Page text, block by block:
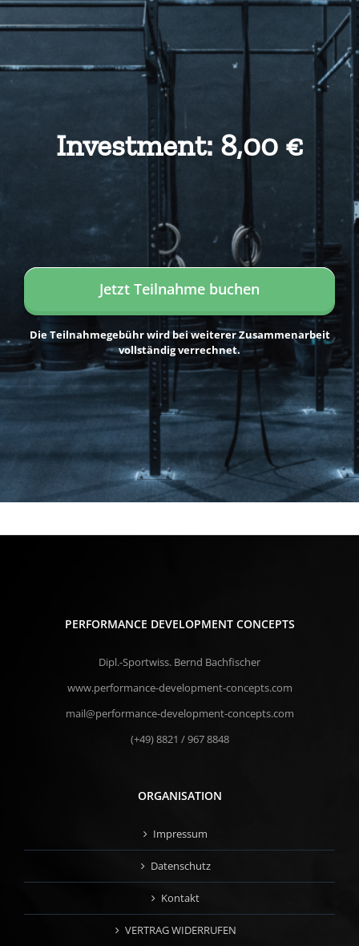
Investment: 8,00 €
Jetzt Teilnahme buchen
Die Teilnahmegebühr wird bei weiterer Zusammenarbeit
vollständig verrechnet.
PERFORMANCE DEVELOPMENT CONCEPTS
Dipl.-Sportwiss. Bernd Bachfischer
www.performance-development-concepts.com
mail@performance-development-concepts.com
(+49) 8821 / 967 8848
ORGANISATION
Impressum
Datenschutz
Kontakt
VERTRAG WIDERRUFEN